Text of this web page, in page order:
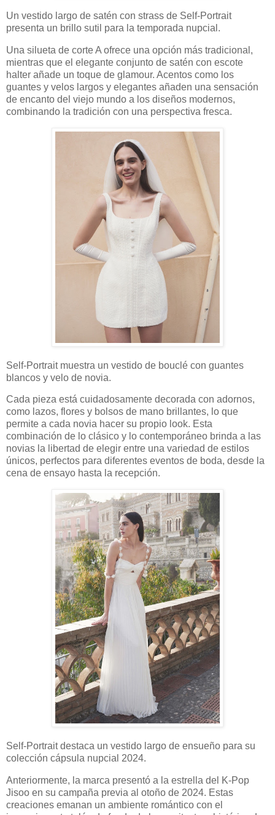
Un vestido largo de satén con strass de Self-Portrait
presenta un brillo sutil para la temporada nupcial.
Una silueta de corte A ofrece una opción más tradicional,
mientras que el elegante conjunto de satén con escote
halter añade un toque de glamour. Acentos como los
guantes y velos largos y elegantes añaden una sensación
de encanto del viejo mundo a los diseños modernos,
combinando la tradición con una perspectiva fresca.
Self-Portrait muestra un vestido de bouclé con guantes
blancos y velo de novia.
Cada pieza está cuidadosamente decorada con adornos,
como lazos, flores y bolsos de mano brillantes, lo que
permite a cada novia hacer su propio look. Esta
combinación de lo clásico y lo contemporáneo brinda a las
novias la libertad de elegir entre una variedad de estilos
únicos, perfectos para diferentes eventos de boda, desde la
cena de ensayo hasta la recepción.
Self-Portrait destaca un vestido largo de ensueño para su
colección cápsula nupcial 2024.
Anteriormente, la marca presentó a la estrella del K-Pop
Jisoo en su campaña previa al otoño de 2024. Estas
creaciones emanan un ambiente romántico con el